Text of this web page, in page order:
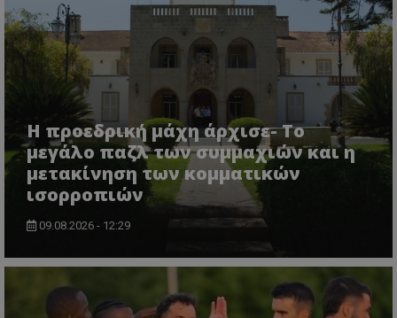
Η προεδρική μάχη άρχισε- Το
μεγάλο παζλ των συμμαχιών και η
μετακίνηση των κομματικών
ισορροπιών
09.08.2026 - 12:29